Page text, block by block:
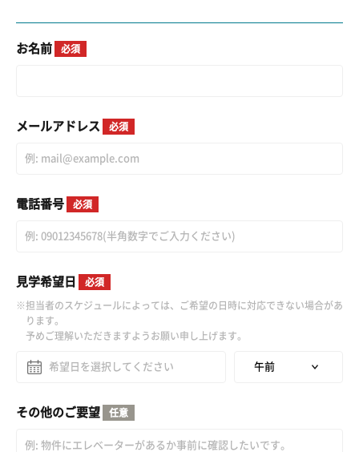
お名前 必須
メールアドレス 必須
電話番号 必須
見学希望日 必須
担当者のスケジュールによっては、ご希望の日時に対応できない場合があ
ります。
予めご理解いただきますようお願い申し上げます。
その他のご要望 任意